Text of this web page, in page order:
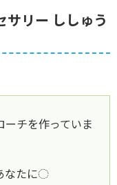
サリー ししゅう
チを作っていま
なたに◌